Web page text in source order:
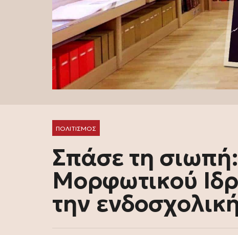
ΠΟΛΙΤΙΣΜΟΣ
Σπάσε τη
Μορφωτικού
την